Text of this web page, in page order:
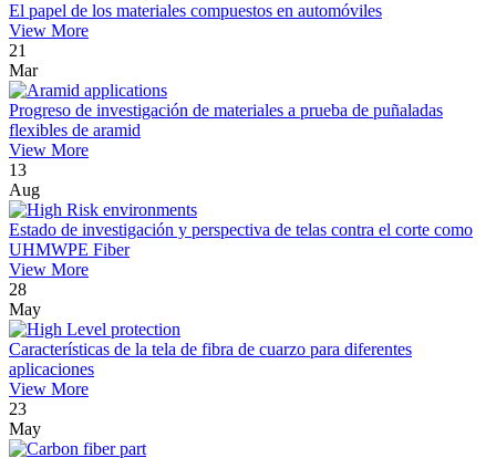
El papel de los materiales compuestos en automóviles
View More
21
Mar
Progreso de investigación de materiales a prueba de puñaladas
flexibles de aramid
View More
13
Aug
Estado de investigación y perspectiva de telas contra el corte como
UHMWPE Fiber
View More
28
May
Características de la tela de fibra de cuarzo para diferentes
aplicaciones
View More
23
May